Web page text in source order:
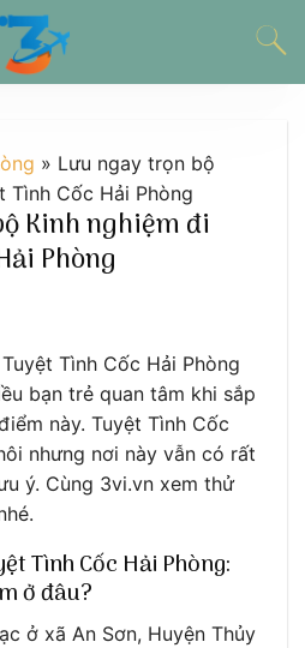
» Lưu ngay trọn bộ
Tình Cốc Hải Phòng
Kinh nghiệm đi
Phòng
Tình Cốc Hải Phòng
bạn trẻ quan tâm khi sắp
này. Tuyệt Tình Cốc
nhưng nơi này vẫn có rất
ý. Cùng 3vi.vn xem thử
Tình Cốc Hải Phòng:
ở đâu?
ở xã An Sơn, Huyện Thủy